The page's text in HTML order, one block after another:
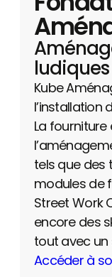
Kube
l’installation
La
tels que des
modules de
Street Work
encore des
tout avec un
Accéder à